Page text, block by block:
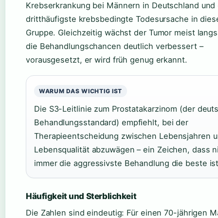
Krebserkrankung bei Männern in Deutschland und
dritthäufigste krebsbedingte Todesursache in
Gruppe. Gleichzeitig wächst der Tumor meist
die Behandlungschancen deutlich verbessert –
vorausgesetzt, er wird früh genug erkannt.
WARUM DAS WICHTIG IST
Die S3-Leitlinie zum Prostatakarzinom (der
Behandlungsstandard) empfiehlt, bei der
Therapieentscheidung zwischen Lebensjahren
Lebensqualität abzuwägen – ein Zeichen, dass
immer die aggressivste Behandlung die beste
Häufigkeit und Sterblichkeit
Die Zahlen sind eindeutig: Für einen 70-jährigen